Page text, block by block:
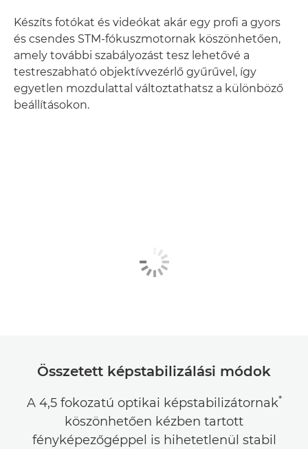
Készíts fotókat és videókat akár egy profi a gyors
és csendes STM-fókuszmotornak köszönhetően,
amely további szabályozást tesz lehetővé a
testreszabható objektívvezérlő gyűrűvel, így
egyetlen mozdulattal változtathatsz a különböző
beállításokon.
Összetett képstabilizálási módok
A 4,5 fokozatú optikai képstabilizátornak*
köszönhetően kézben tartott
fényképezőgéppel is hihetetlenül stabil